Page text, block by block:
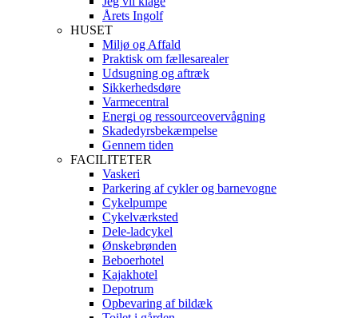
Årets Ingolf
HUSET
Miljø og Affald
Praktisk om fællesarealer
Udsugning og aftræk
Sikkerhedsdøre
Varmecentral
Energi og ressourceovervågning
Skadedyrsbekæmpelse
Gennem tiden
FACILITETER
Vaskeri
Parkering af cykler og barnevogne
Cykelpumpe
Cykelværksted
Dele-ladcykel
Ønskebrønden
Beboerhotel
Kajakhotel
Depotrum
Opbevaring af bildæk